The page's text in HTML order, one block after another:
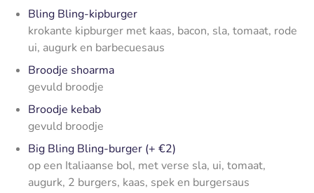
Bling Bling-kipburger
krokante kipburger met kaas, bacon, sla, tomaat, rode
ui, augurk en barbecuesaus
Broodje shoarma
gevuld broodje
Broodje kebab
gevuld broodje
Big Bling Bling-burger (+ €2)
op een Italiaanse bol, met verse sla, ui, tomaat,
augurk, 2 burgers, kaas, spek en burgersaus